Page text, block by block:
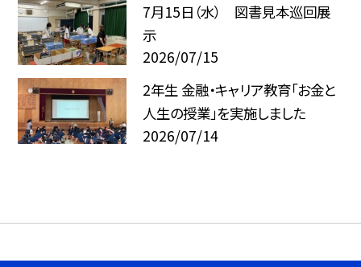
7月15日（水） 図書見本巡回展
示
2026/07/15
2年生 金融・キャリア教育「お金と
人生の授業」を実施しました
2026/07/14